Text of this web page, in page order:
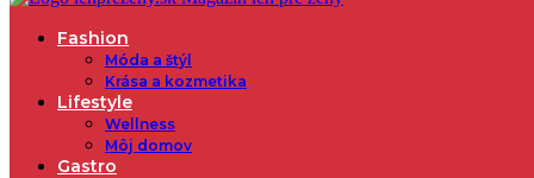
Fashion
Móda a štýl
Krása a kozmetika
Lifestyle
Wellness
Môj domov
Gastro